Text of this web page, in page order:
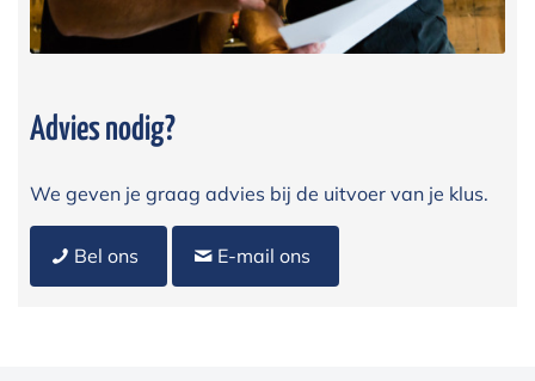
Advies nodig?
We geven je graag advies bij de uitvoer van je klus.
Bel ons E-mail ons